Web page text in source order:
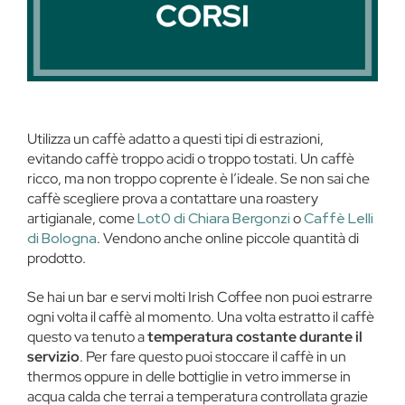
Utilizza un caffè adatto a questi tipi di estrazioni,
evitando caffè troppo acidi o troppo tostati. Un caffè
ricco, ma non troppo coprente è l’ideale. Se non sai che
caffè scegliere prova a contattare una roastery
artigianale, comeLot0 di Chiara BergonzioCaffè Lelli
di Bologna. Vendono anche online piccole quantità di
prodotto.
Se hai un bar e servi molti Irish Coffee non puoi estrarre
ogni volta il caffè al momento. Una volta estratto il caffè
questo va tenuto atemperatura costante durante il
servizio. Per fare questo puoi stoccare il caffè in un
thermos oppure in delle bottiglie in vetro immerse in
acqua calda che terrai a temperatura controllata grazie